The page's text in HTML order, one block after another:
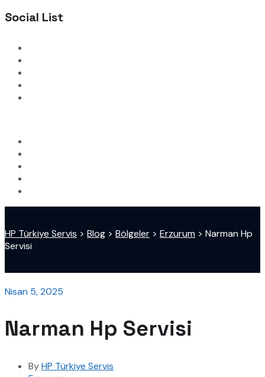
Social List
HP Türkiye Servis > Blog > Bölgeler > Erzurum > Narman Hp
Servisi
Nisan 5, 2025
Narman Hp Servisi
ByHP Türkiye Servis